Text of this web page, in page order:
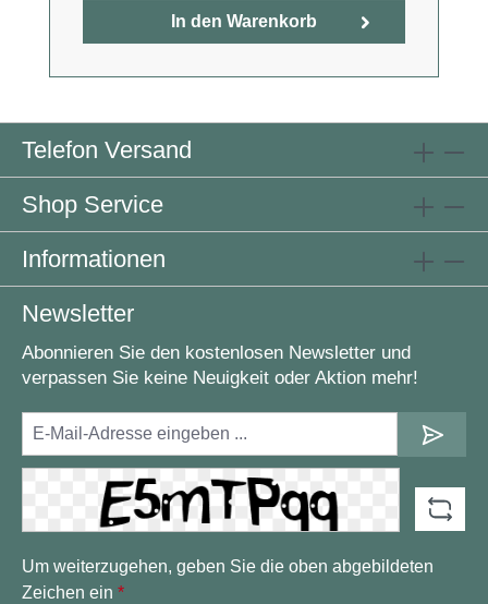
In den Warenkorb
Telefon Versand
Shop Service
Informationen
Newsletter
Abonnieren Sie den kostenlosen Newsletter und
verpassen Sie keine Neuigkeit oder Aktion mehr!
Um weiterzugehen, geben Sie die oben abgebildeten
Zeichen ein *